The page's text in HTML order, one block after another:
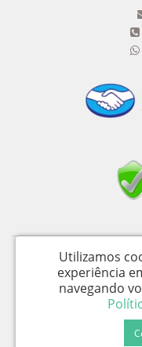
Medical Shopping Produtos
Av. Wika Úrsula Wiegand,
Utilizamos
experiência
navegando